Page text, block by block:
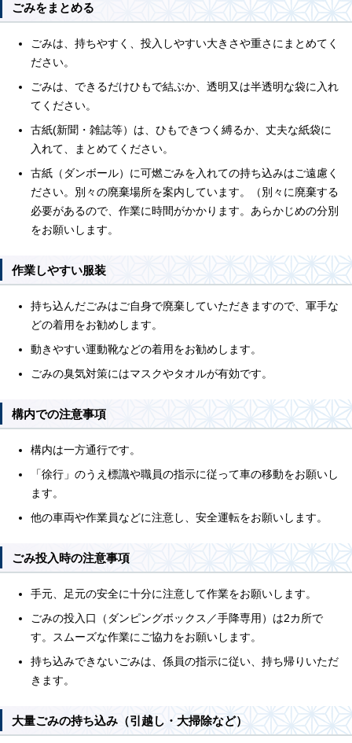
ごみをまとめる
ごみは、持ちやすく、投入しやすい大きさや重さにまとめてく
ださい。
ごみは、できるだけひもで結ぶか、透明又は半透明な袋に入れ
てください。
古紙(新聞・雑誌等）は、ひもできつく縛るか、丈夫な紙袋に
入れて、まとめてください。
古紙（ダンボール）に可燃ごみを入れての持ち込みはご遠慮く
ださい。別々の廃棄場所を案内しています。（別々に廃棄する
必要があるので、作業に時間がかかります。あらかじめの分別
をお願いします。
作業しやすい服装
持ち込んだごみはご自身で廃棄していただきますので、軍手な
どの着用をお勧めします。
動きやすい運動靴などの着用をお勧めします。
ごみの臭気対策にはマスクやタオルが有効です。
構内での注意事項
構内は一方通行です。
「徐行」のうえ標識や職員の指示に従って車の移動をお願いし
ます。
他の車両や作業員などに注意し、安全運転をお願いします。
ごみ投入時の注意事項
手元、足元の安全に十分に注意して作業をお願いします。
ごみの投入口（ダンピングボックス／手降専用）は2カ所で
す。スムーズな作業にご協力をお願いします。
持ち込みできないごみは、係員の指示に従い、持ち帰りいただ
きます。
大量ごみの持ち込み（引越し・大掃除など）